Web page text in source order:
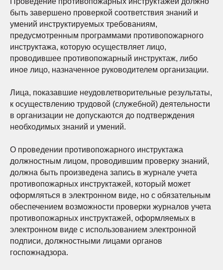
быть завершено проверкой соответствия знаний и
умений инструктируемых требованиям,
предусмотренным программами противопожарного
инструктажа, которую осуществляет лицо,
проводившее противопожарный инструктаж, либо
иное лицо, назначенное руководителем организации.
Лица, показавшие неудовлетворительные результаты,
к осуществлению трудовой (служебной) деятельности
в организации не допускаются до подтверждения
необходимых знаний и умений.
О проведении противопожарного инструктажа
должностным лицом, проводившим проверку знаний,
должна быть произведена запись в журнале учета
противопожарных инструктажей, который может
оформляться в электронном виде, но с обязательным
обеспечением возможности проверки журналов учета
противопожарных инструктажей, оформляемых в
электронном виде с использованием электронной
подписи, должностными лицами органов
госпожнадзора.